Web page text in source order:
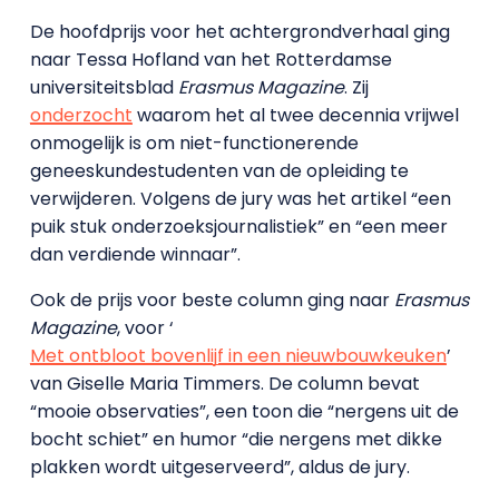
De hoofdprijs voor het achtergrondverhaal ging
naar Tessa Hofland van het Rotterdamse
universiteitsblad Erasmus Magazine. Zij
onderzocht waarom het al twee decennia vrijwel
onmogelijk is om niet-functionerende
geneeskundestudenten van de opleiding te
verwijderen. Volgens de jury was het artikel “een
puik stuk onderzoeksjournalistiek” en “een meer
dan verdiende winnaar”.
Ook de prijs voor beste column ging naar Erasmus
Magazine, voor ‘
Met ontbloot bovenlijf in een nieuwbouwkeuken’
van Giselle Maria Timmers. De column bevat
“mooie observaties”, een toon die “nergens uit de
bocht schiet” en humor “die nergens met dikke
plakken wordt uitgeserveerd”, aldus de jury.